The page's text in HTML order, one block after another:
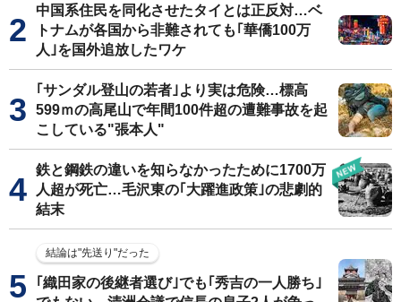
中国系住民を同化させたタイとは正反対…ベ
トナムが各国から非難されても｢華僑100万
人｣を国外追放したワケ
｢サンダル登山の若者｣より実は危険…標高
599ｍの高尾山で年間100件超の遭難事故を起
こしている"張本人"
鉄と鋼鉄の違いを知らなかったために1700万
人超が死亡…毛沢東の｢大躍進政策｣の悲劇的
結末
結論は"先送り"だった
｢織田家の後継者選び｣でも｢秀吉の一人勝ち｣